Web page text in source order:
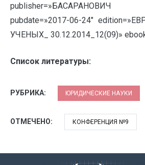
pubdate=»2017-06-24″
УЧЕНЫХ_ 30.12.2014_12(09)»
Список литературы:
РУБРИКА: ЮРИДИЧЕСКИЕ НАУКИ
ОТМЕЧЕНО: КОНФЕРЕНЦИЯ №9